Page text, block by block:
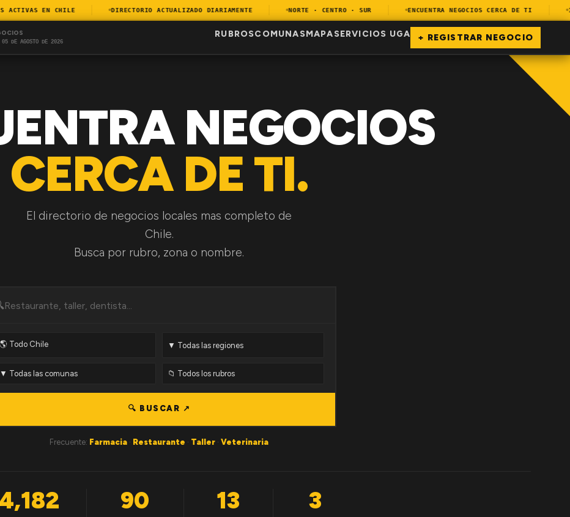
EN CHILE DIRECTORIO ACTUALIZADO DIARIAMENTE NORTE · CENTRO · SUR ENCUENTRA NEGOCIOS CERCA DE TI
05 DE AGOSTO DE 2026
RUBROSCOMUNASMAPASERVICIOS UGA + REGISTRAR NEGOCIO
NEGOCIOS
CERCA DE TI.
El directorio de negocios locales mas completo de
Chile.
Busca por rubro, zona o nombre.
🔍 BUSCAR ↗
Frecuente: Farmacia · Restaurante · Taller · Veterinaria
90 13 3